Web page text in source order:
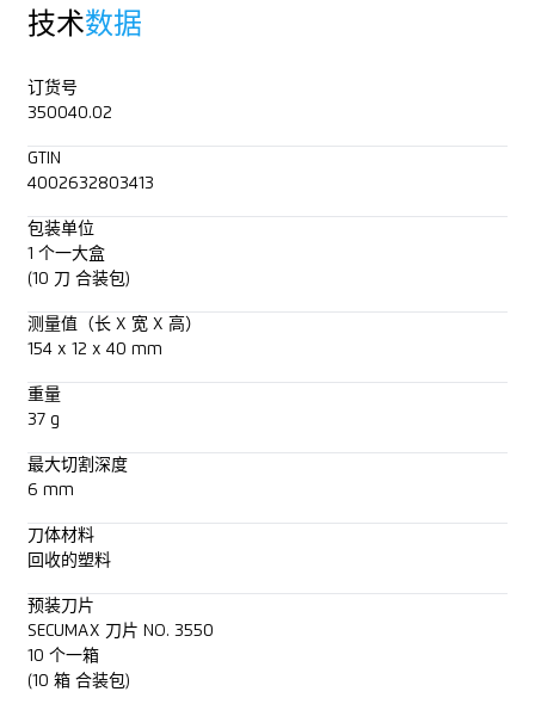
技术数据
订货号
350040.02
GTIN
4002632803413
包装单位
1 个一大盒
(10 刀 合装包)
测量值（长 X 宽 X 高）
154 x 12 x 40 mm
重量
37 g
最大切割深度
6 mm
刀体材料
回收的塑料
预装刀片
SECUMAX 刀片 NO. 3550
10 个一箱
(10 箱 合装包)